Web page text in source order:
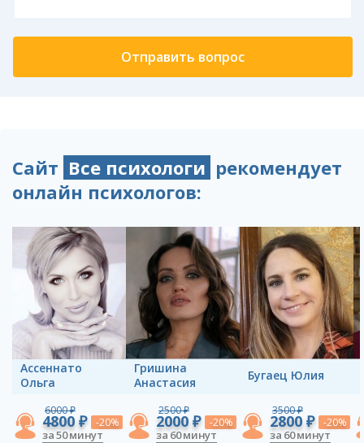
Сайт Все психологи рекомендует
онлайн психологов:
Ассеннато
Ольга
6000 ₽
4800 ₽ -20%
за 50 минут
Гришина
Анастасия
2500 ₽
2000 ₽ -20%
за 60 минут
Бугаец Юлия
3500 ₽
2800 ₽ -20%
за 60 минут